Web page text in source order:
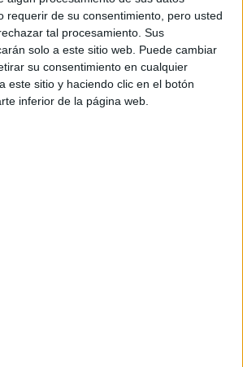
requerir de su consentimiento, pero usted
tal procesamiento. Sus
solo a este sitio web. Puede cambiar
su consentimiento en cualquier
este sitio y haciendo clic en el botón
inferior de la página web.
de Uso
y Condicionesde uso*